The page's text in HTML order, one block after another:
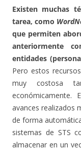
Existen muchas
tarea, como
que permiten
anteriormente
entidades
Pero estos
muy costosa
económicamente.
avances realizados
de forma
sistemas de STS
almacenar en un